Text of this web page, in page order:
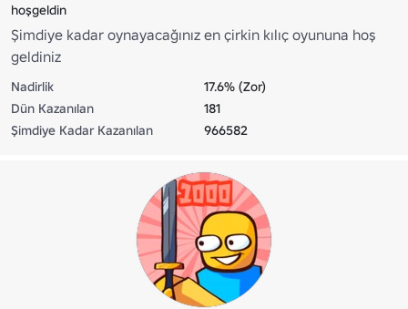
hoşgeldin
Şimdiye kadar oynayacağınız en çirkin kılıç oyununa hoş
geldiniz
Nadirlik
17.6% (Zor)
Dün Kazanılan
181
Şimdiye Kadar Kazanılan
966582